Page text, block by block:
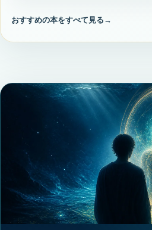
おすすめの本をすべて見る→